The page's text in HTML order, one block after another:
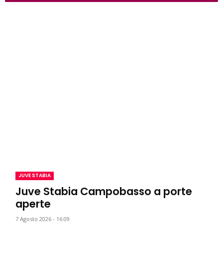
JUVE STABIA
Juve Stabia Campobasso a porte
aperte
7 Agosto 2026 - 16:09